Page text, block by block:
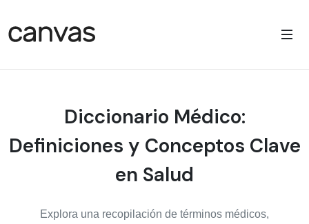
Diccionario Médico:
Definiciones y Conceptos Clave
en Salud
Explora una recopilación de términos médicos,